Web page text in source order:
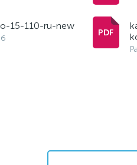
15-110-ru-new